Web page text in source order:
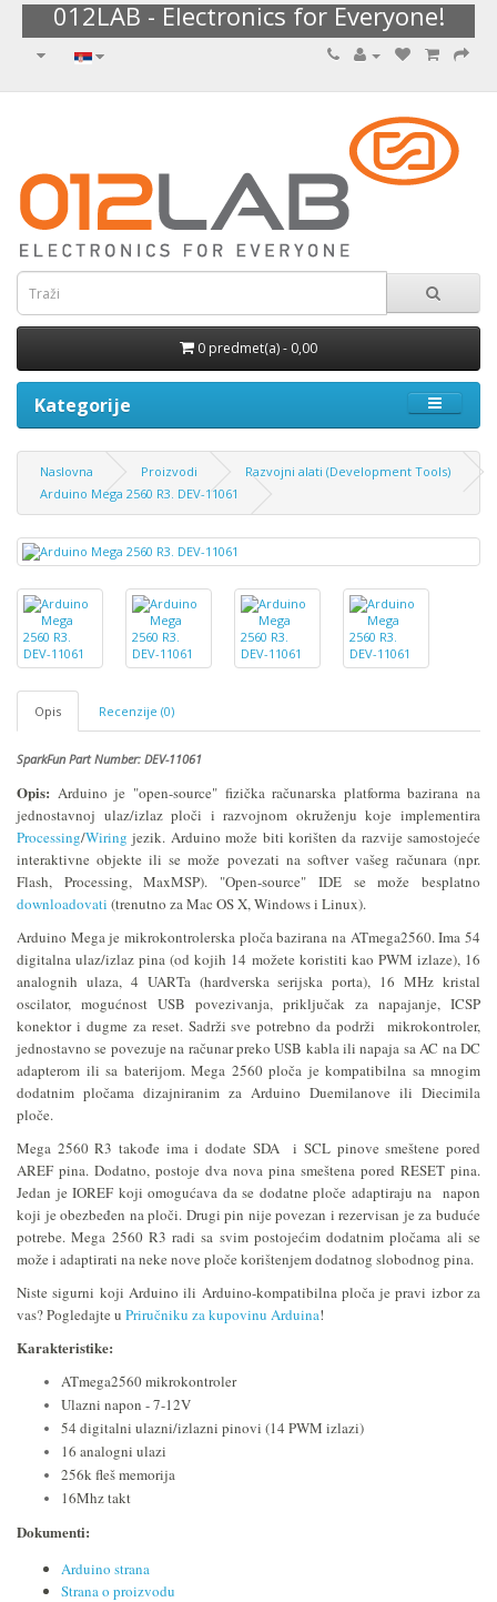
012LAB - Electronics for Everyone!
0 predmet(a) - 0,00
Kategorije
Naslovna Proizvodi
Razvojni alati (Development Tools)
Arduino Mega 2560 R3. DEV-11061
Opis Recenzije (0)
SparkFun Part Number: DEV-11061
Opis: Arduino je "open-source" fizička računarska platforma bazirana na
jednostavnoj ulaz/izlaz ploči i razvojnom okruženju koje implementira
Processing/Wiring jezik. Arduino može biti korišten da razvije samostojeće
interaktivne objekte ili se može povezati na softver vašeg računara (npr.
Flash, Processing, MaxMSP). "Open-source" IDE se može besplatno
downloadovati (trenutno za Mac OS X, Windows i Linux).
Arduino Mega je mikrokontrolerska ploča bazirana na ATmega2560.Ima 54
digitalna ulaz/izlaz pina (od kojih 14 možete koristiti kao PWM izlaze), 16
analognih ulaza, 4 UARTa (hardverska serijska porta), 16 MHz kristal
oscilator, mogućnost USB povezivanja, priključak za napajanje, ICSP
konektor i dugme za reset. Sadrži sve potrebno da podrži mikrokontroler,
jednostavno se povezuje na računar preko USB kabla ili napaja sa AC na DC
adapterom ili sa baterijom. Mega 2560 ploča je kompatibilna sa mnogim
dodatnim pločama dizajniranim za Arduino Duemilanove ili Diecimila
ploče.
Mega 2560 R3 takođe ima i dodate SDA i SCL pinove smeštene pored
AREF pina. Dodatno, postoje dva nova pina smeštena pored RESET pina.
Jedan je IOREF koji omogućava da se dodatne ploče adaptiraju na napon
koji je obezbeđen na ploči. Drugi pin nije povezan i rezervisan je za buduće
potrebe. Mega 2560 R3 radi sa svim postojećim dodatnim pločama ali se
može i adaptirati na neke nove ploče korištenjem dodatnog slobodnog pina.
Niste sigurni koji Arduino ili Arduino-kompatibilna ploča je pravi izbor za
vas? Pogledajte u Priručniku za kupovinu Arduina!
Karakteristike:
ATmega2560 mikrokontroler
Ulazni napon - 7-12V
54 digitalni ulazni/izlazni pinovi (14 PWM izlazi)
16 analogni ulazi
256k fleš memorija
16Mhz takt
Dokumenti:
Arduino strana
Strana o proizvodu